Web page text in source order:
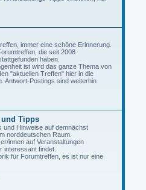
immer eine schöne Erinnerung.
die seit 2008
haben.
ist wird das ganze Thema von
"aktuellen Treffen" hier in die
Antwort-Postings sind weiterhin
Tipps
und Hinweise auf demnächst
norddeutschen Raum.
innen auf Veranstaltungen
interessant findet.
für Forumtreffen, es ist nur eine